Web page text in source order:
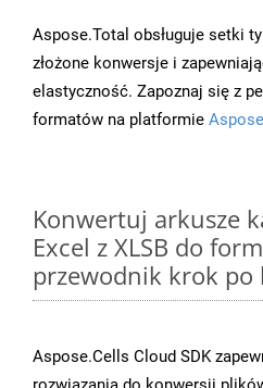
Aspose.Total obsługuje setki
złożone konwersje i
elastyczność. Zapoznaj się z
formatów na platformie
Konwertuj arkusze
Excel z XLSB do
przewodnik krok po
Aspose.Cells Cloud SDK